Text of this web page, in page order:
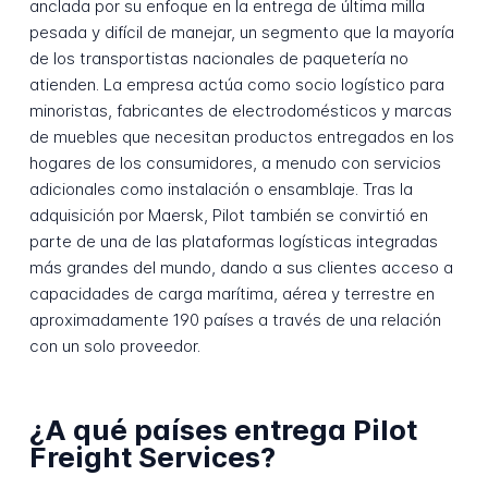
anclada por su enfoque en la entrega de última milla
pesada y difícil de manejar, un segmento que la mayoría
de los transportistas nacionales de paquetería no
atienden. La empresa actúa como socio logístico para
minoristas, fabricantes de electrodomésticos y marcas
de muebles que necesitan productos entregados en los
hogares de los consumidores, a menudo con servicios
adicionales como instalación o ensamblaje. Tras la
adquisición por Maersk, Pilot también se convirtió en
parte de una de las plataformas logísticas integradas
más grandes del mundo, dando a sus clientes acceso a
capacidades de carga marítima, aérea y terrestre en
aproximadamente 190 países a través de una relación
con un solo proveedor.
¿A qué países entrega Pilot
Freight Services?